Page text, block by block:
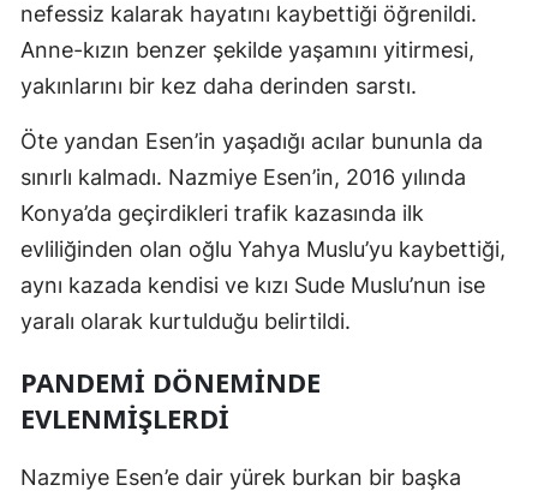
nefessiz kalarak hayatını kaybettiği öğrenildi.
Anne-kızın benzer şekilde yaşamını yitirmesi,
yakınlarını bir kez daha derinden sarstı.
Öte yandan Esen’in yaşadığı acılar bununla da
sınırlı kalmadı. Nazmiye Esen’in, 2016 yılında
Konya’da geçirdikleri trafik kazasında ilk
evliliğinden olan oğlu Yahya Muslu’yu kaybettiği,
aynı kazada kendisi ve kızı Sude Muslu’nun ise
yaralı olarak kurtulduğu belirtildi.
PANDEMİ DÖNEMİNDE
EVLENMİŞLERDİ
Nazmiye Esen’e dair yürek burkan bir başka